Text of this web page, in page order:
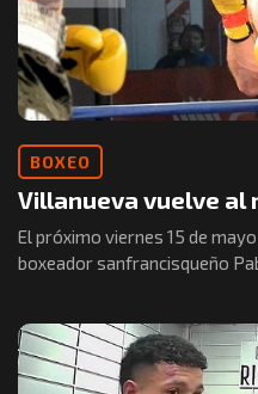
BOXEO
Villanueva vuelve al
El próximo viernes 15 de
boxeador sanfrancisqueño